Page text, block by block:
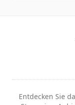
Entdecken Sie